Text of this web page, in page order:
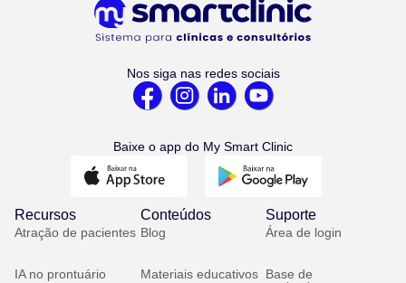
Nos siga nas redes sociais
Baixe o app do My Smart Clinic
Recursos
Atração de pacientes
IA no prontuário
Conteúdos
Blog
Materiais educativos
Suporte
Área de login
Base de